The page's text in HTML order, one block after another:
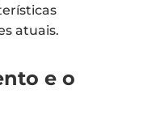
atuais.
e o